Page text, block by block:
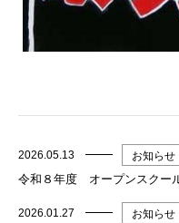
2026.05.13 お知らせ
令和８年度 オープンスクー
2026.01.27 お知らせ